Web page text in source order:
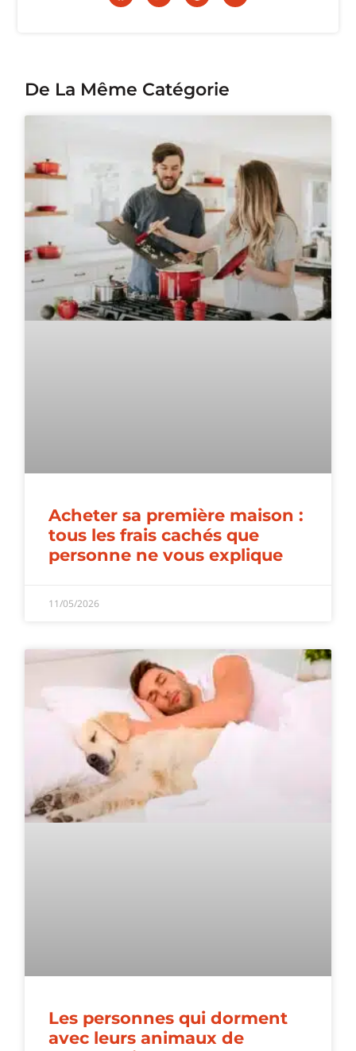
De La Même Catégorie
Acheter sa première maison :
tous les frais cachés que
personne ne vous explique
11/05/2026
Les personnes qui dorment
avec leurs animaux de